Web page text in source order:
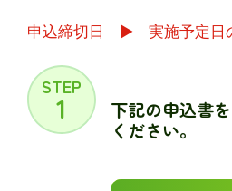
申込締切日 ▶ 実施予定日
STEP
1
下記の申込書
ください。